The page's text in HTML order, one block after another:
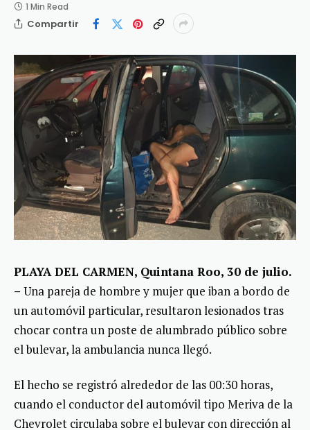
1 Min Read
Compartir
PLAYA DEL CARMEN, Quintana Roo, 30 de julio.
– Una pareja de hombre y mujer que iban a bordo de
un automóvil particular, resultaron lesionados tras
chocar contra un poste de alumbrado público sobre
el bulevar, la ambulancia nunca llegó.
El hecho se registró alrededor de las 00:30 horas,
cuando el conductor del automóvil tipo Meriva de la
Chevrolet circulaba sobre el bulevar con dirección al